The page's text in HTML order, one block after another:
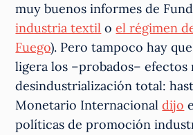
muy buenos informes de
industria textil oel régimen
Fuego). Pero tampoco hay
ligera los –probados– efectos
desindustrialización total:
Monetario Internacionaldijo
políticas de promoción